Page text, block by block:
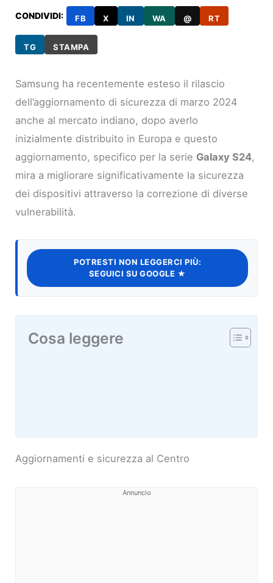
CONDIVIDI: FB X IN WA @ RT
TG STAMPA
Samsung ha recentemente esteso il rilascio
dell’aggiornamento di sicurezza di marzo 2024
anche al mercato indiano, dopo averlo
inizialmente distribuito in Europa e questo
aggiornamento, specifico per la serie Galaxy S24,
mira a migliorare significativamente la sicurezza
dei dispositivi attraverso la correzione di diverse
vulnerabilità.
POTRESTI NON LEGGERCI PIÙ:
SEGUICI SU GOOGLE ★
Cosa leggere
Aggiornamenti e sicurezza al Centro
Annuncio